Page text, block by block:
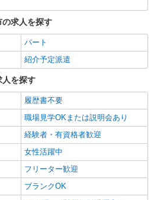
ホームの看護師＊健康管理/服薬管理/
円〜2500円＜ガソリン代含め交通費
日払い・週払いOK＞
市花畑
詳細を見る
＊サ高住STAFF＊曜日不問・週3〜
やすさ◎
円〜2062円 ＜日払い有/週払い有/交
(ガソリン代含む)＞
の求人を探す
パート
紹介予定派遣
人を探す
履歴書不要
職場見学OKまたは説明会あり
経験者・有資格者歓迎
女性活躍中
フリーター歓迎
ブランクOK